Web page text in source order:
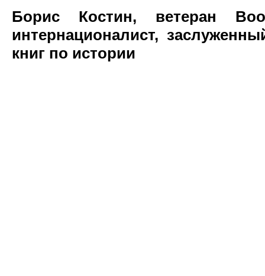
Борис Костин, ветеран
интернационалист,
книг по истории